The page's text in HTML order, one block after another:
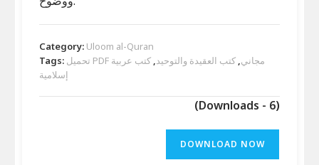
Category: Uloom al-Quran
Tags:
تحميل PDF مجاني, كتب العقيدة والتوحيد, كتب عربية
إسلامية
(Downloads - 6)
DOWNLOAD NOW